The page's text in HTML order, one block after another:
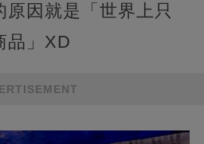
因就是「世界上只
品」XD